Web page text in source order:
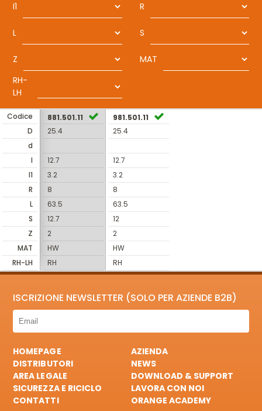
I1 R
L S
Z
MAT
RH-
LH
Codice
D
d
I
I1
R
L
S
Z
MAT
RH-LH
881.501.11
25.4
12.7
3.2
8
63.5
12.7
2
HW
RH
981.501.11
25.4
12.7
3.2
8
63.5
12
2
HW
RH
ISCRIZIONE NEWSLETTER (SOLO PER AZIENDE B2B)
HOMEPAGE
AZIENDA
DISTRIBUTORI
NEWS
AREA LEGALE
DOWNLOAD & SUPPORT
SICUREZZA E RICICLO
LAVORA CON NOI
CONTATTI
ORANGE ACADEMY